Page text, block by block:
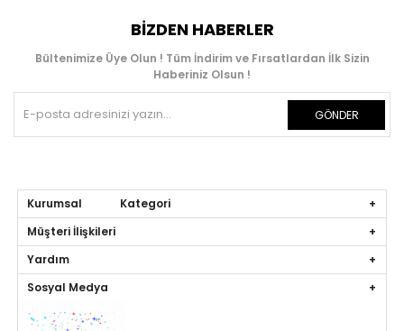
BIZDEN HABERLER
Bültenimize Üye Olun ! Tüm İndirim ve Fırsatlardan İlk Sizin
Haberiniz Olsun !
GÖNDER
Kurumsal Kategori
Müşteri İlişkileri
Yardım
Sosyal Medya